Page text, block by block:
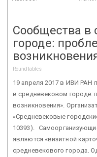
Сообщества в
городе:
Roundtables
19 апреля 2017 в ИВИ РАН
в средневековом городе:
возникновения».
«Средневековые
10393).
являются «визитной
средневекового города.